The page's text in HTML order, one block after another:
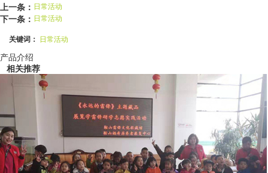
上一条： 日常活动
下一条： 日常活动
关键词： 日常活动
产品介绍
相关推荐